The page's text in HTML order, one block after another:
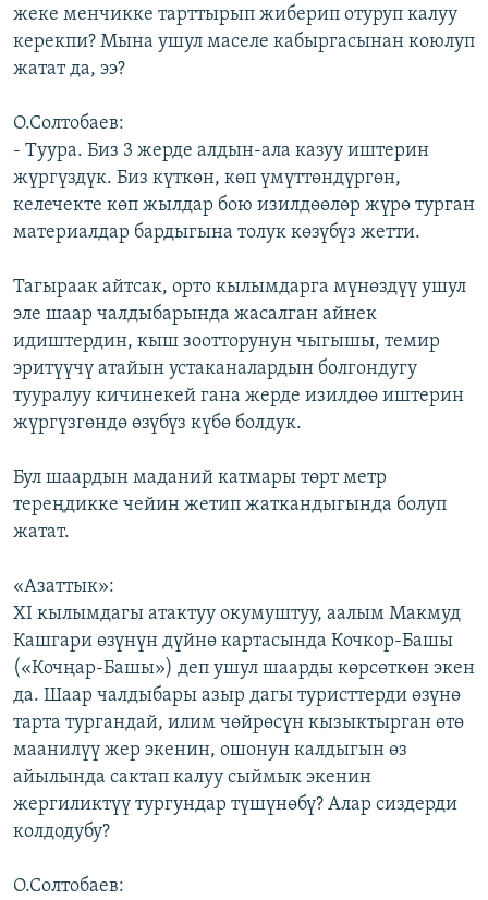
жеке менчикке тарттырып жиберип отуруп калуу
керекпи? Мына ушул маселе кабыргасынан коюлуп
жатат да, ээ?
О.Солтобаев:
- Туура. Биз 3 жерде алдын-ала казуу иштерин
жүргүздүк. Биз күткөн, көп үмүттөндүргөн,
келечекте көп жылдар бою изилдөөлөр жүрө турган
материалдар бардыгына толук көзүбүз жетти.
Тагыраак айтсак, орто кылымдарга мүнөздүү ушул
эле шаар чалдыбарында жасалган айнек
идиштердин, кыш зоотторунун чыгышы, темир
эритүүчү атайын устаканалардын болгондугу
тууралуу кичинекей гана жерде изилдөө иштерин
жүргүзгөндө өзүбүз күбө болдук.
Бул шаардын маданий катмары төрт метр
тереңдикке чейин жетип жаткандыгында болуп
жатат.
«Азаттык»:
XI кылымдагы атактуу окумуштуу, аалым Макмуд
Кашгари өзүнүн дүйнө картасында Кочкор-Башы
(«Кочңар-Башы») деп ушул шаарды көрсөткөн экен
да. Шаар чалдыбары азыр дагы туристтерди өзүнө
тарта тургандай, илим чөйрөсүн кызыктырган өтө
маанилүү жер экенин, ошонун калдыгын өз
айылында сактап калуу сыймык экенин
жергиликтүү тургундар түшүнөбү? Алар сиздерди
колдодубу?
О.Солтобаев: